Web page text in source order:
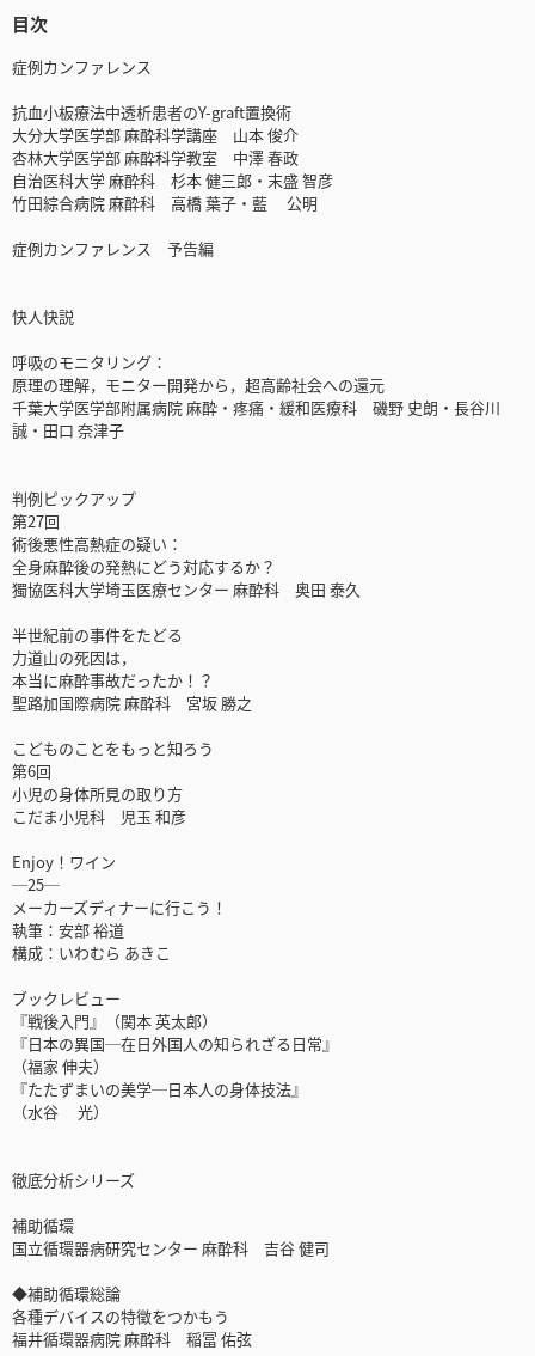
目次
症例カンファレンス
抗血小板療法中透析患者のY-graft置換術
大分大学医学部 麻酔科学講座 山本 俊介
杏林大学医学部 麻酔科学教室 中澤 春政
自治医科大学 麻酔科 杉本 健三郎・末盛 智彦
竹田綜合病院 麻酔科 高橋 葉子・藍 公明
症例カンファレンス 予告編
快人快説
呼吸のモニタリング：
原理の理解，モニター開発から，超高齢社会への還元
千葉大学医学部附属病院 麻酔・疼痛・緩和医療科 磯野 史朗・長谷川
誠・田口 奈津子
判例ピックアップ
第27回
術後悪性高熱症の疑い：
全身麻酔後の発熱にどう対応するか？
獨協医科大学埼玉医療センター 麻酔科 奥田 泰久
半世紀前の事件をたどる
力道山の死因は，
本当に麻酔事故だったか！？
聖路加国際病院 麻酔科 宮坂 勝之
こどものことをもっと知ろう
第6回
小児の身体所見の取り方
こだま小児科 児玉 和彦
Enjoy！ワイン
─25─
メーカーズディナーに行こう！
執筆：安部 裕道
構成：いわむら あきこ
ブックレビュー
『戦後入門』（関本 英太郎）
『日本の異国─在日外国人の知られざる日常』
（福家 伸夫）
『たたずまいの美学─日本人の身体技法』
（水谷 光）
徹底分析シリーズ
補助循環
国立循環器病研究センター 麻酔科 吉谷 健司
◆補助循環総論
各種デバイスの特徴をつかもう
福井循環器病院 麻酔科 稲冨 佑弦